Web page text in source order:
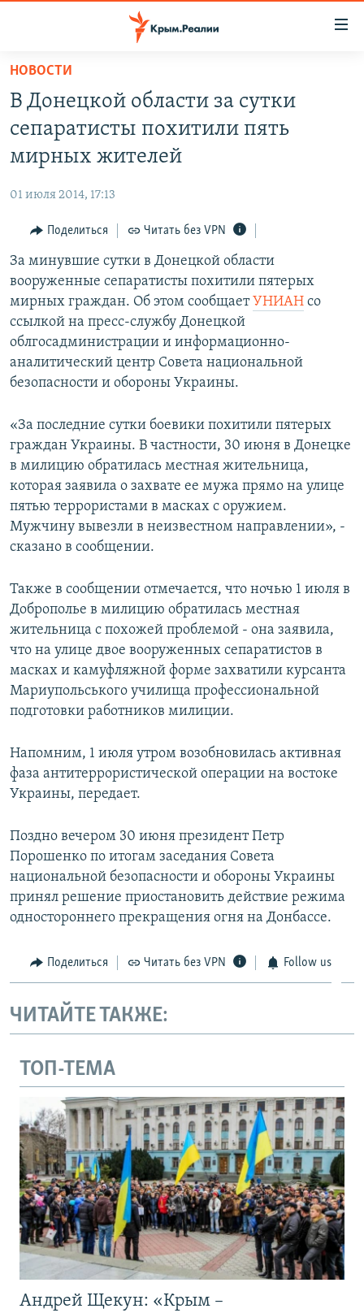
Вернуться
основному
содержанию
Вернутся
главной
Вернутся
поиску
СПЕЦПРОЕКТЫ
11 ЛЕТ ОККУПАЦИИ КРЫМА. 11 ИСТОРИЙ СОПРОТИВЛЕНИЯ
ЕЩЕ
ИНТЕРАКТИВ
ИНФОГРАФИКА
ТЕЛЕПРОЕКТ КРЫМ.РЕАЛИИ
СОВЕТЫ ПРАВОЗАЩИТНИКОВ
ПРОПАВШИЕ БЕЗ ВЕСТИ
ПОБЕДИТЕЛЕЙ НЕ СУДЯТ?
УКРАИНСКАЯ ПРОБЛЕМА КРЫМА
РАДІО СВОБОДА
КАК ОБОЙТИ БЛОКИРОВКУ
Українською
Qırımtatar
ПРИСОЕДИНЯЙТЕСЬ!
Все сайты RFE/RL
НОВОСТИ
В Донецкой области за сутки
сепаратисты похитили пять
мирных жителей
01 июля 2014, 17:13
Поделиться Читать без VPN
За минувшие сутки в Донецкой области
вооруженные сепаратисты похитили пятерых
мирных граждан. Об этом сообщаетУНИАН со
ссылкой на пресс-службу Донецкой
облгосадминистрации и информационно-
аналитический центр Совета национальной
безопасности и обороны Украины.
«За последние сутки боевики похитили пятерых
граждан Украины. В частности, 30 июня в Донецке
в милицию обратилась местная жительница,
которая заявила о захвате ее мужа прямо на улице
пятью террористами в масках с оружием.
Мужчину вывезли в неизвестном направлении», -
сказано в сообщении.
Также в сообщении отмечается, что ночью 1 июля в
Доброполье в милицию обратилась местная
жительница с похожей проблемой - она заявила,
что на улице двое вооруженных сепаратистов в
масках и камуфляжной форме захватили курсанта
Мариупольського училища профессиональной
подготовки работников милиции.
Напомним, 1 июля утром возобновилась активная
фаза антитеррористической операции на востоке
Украины, передает.
Поздно вечером 30 июня президент Петр
Порошенко по итогам заседания Совета
национальной безопасности и обороны Украины
принял решение приостановить действие режима
одностороннего прекращения огня на Донбассе.
Поделиться Читать без VPN Follow us
ЧИТАЙТЕ ТАКЖЕ:
ТОП-ТЕМА
Андрей Щекун: «Крым –